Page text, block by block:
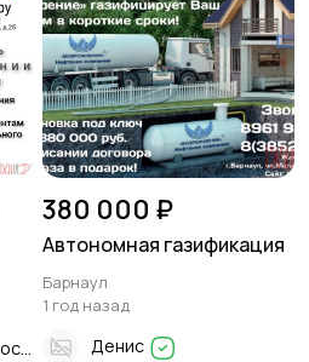
380 000 ₽
Автономная газификация
Барнаул
1 год назад
Денис